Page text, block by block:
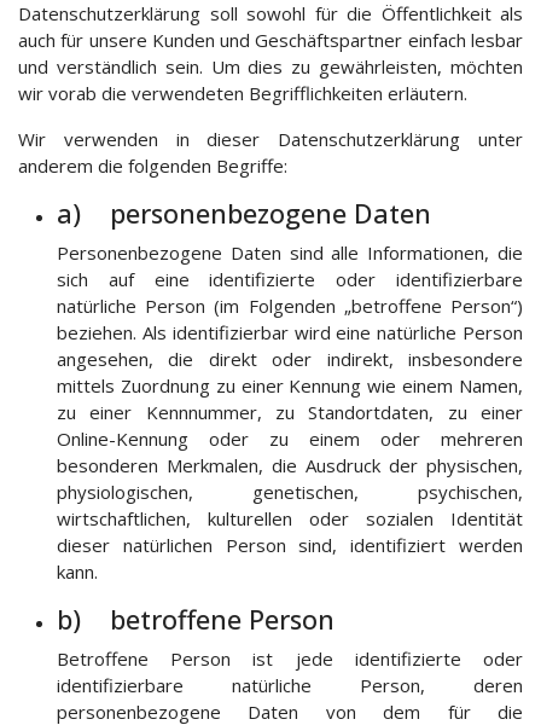
Datenschutzerklärung soll sowohl für die Öffentlichkeit als
auch für unsere Kunden und Geschäftspartner einfach lesbar
und verständlich sein. Um dies zu gewährleisten, möchten
wir vorab die verwendeten Begrifflichkeiten erläutern.
Wir verwenden in dieser Datenschutzerklärung unter
anderem die folgenden Begriffe:
a) personenbezogene Daten
Personenbezogene Daten sind alle Informationen, die
sich auf eine identifizierte oder identifizierbare
natürliche Person (im Folgenden „betroffene Person“)
beziehen. Als identifizierbar wird eine natürliche Person
angesehen, die direkt oder indirekt, insbesondere
mittels Zuordnung zu einer Kennung wie einem Namen,
zu einer Kennnummer, zu Standortdaten, zu einer
Online-Kennung oder zu einem oder mehreren
besonderen Merkmalen, die Ausdruck der physischen,
physiologischen, genetischen, psychischen,
wirtschaftlichen, kulturellen oder sozialen Identität
dieser natürlichen Person sind, identifiziert werden
kann.
b) betroffene Person
Betroffene Person ist jede identifizierte oder
identifizierbare natürliche Person, deren
personenbezogene Daten von dem für die